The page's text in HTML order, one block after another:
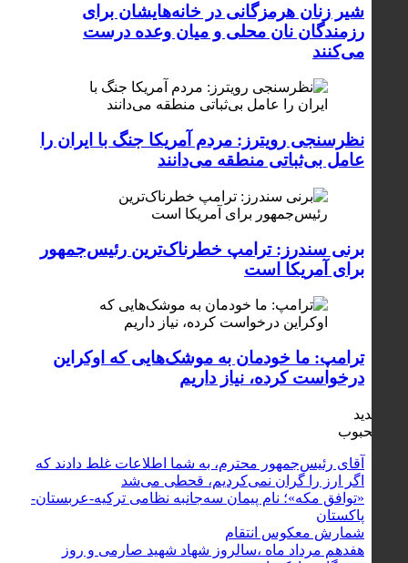
شیر زنان هرمزگانی در خانه‌هایشان برای
رزمندگان نان محلی و میان وعده درست
می‌کنند
نظرسنجی رویترز: مردم آمریکا جنگ با ایران را
عامل بی‌ثباتی منطقه می‌دانند
برنی سندرز: ترامپ خطرناک‌ترین رئیس‌جمهور
برای آمریکا است
ترامپ: ما خودمان به موشک‌هایی که اوکراین
درخواست کرده، نیاز داریم
جدید
محبوب
آقای رئیس‌جمهور محترم، به شما اطلاعات غلط دادند که
اگر ارز را گران نمی‌کردیم، قحطی می‌شد
«توافق مکه»؛ نام پیمان سه‌جانبه نظامی ترکیه-عربستان-
پاکستان
شمارش معکوس انتقام
هفدهم مرداد ماه ،سالروز شهاد شهید صارمی و روز